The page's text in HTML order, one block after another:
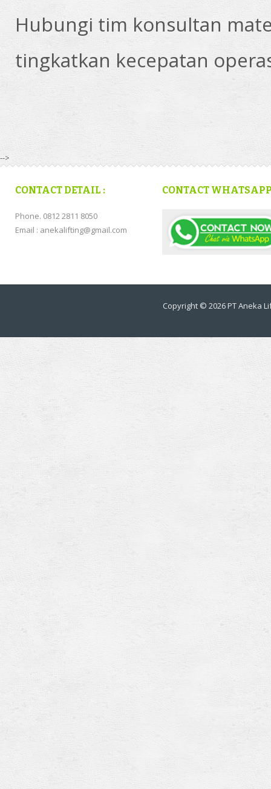
Hubungi tim konsultan
tingkatkan kecepatan
-->
CONTACT DETAIL :
Phone. 0812 2811 8050
Email : anekalifting@gmail.com
CONTACT
Copyright © 2026PT Aneka